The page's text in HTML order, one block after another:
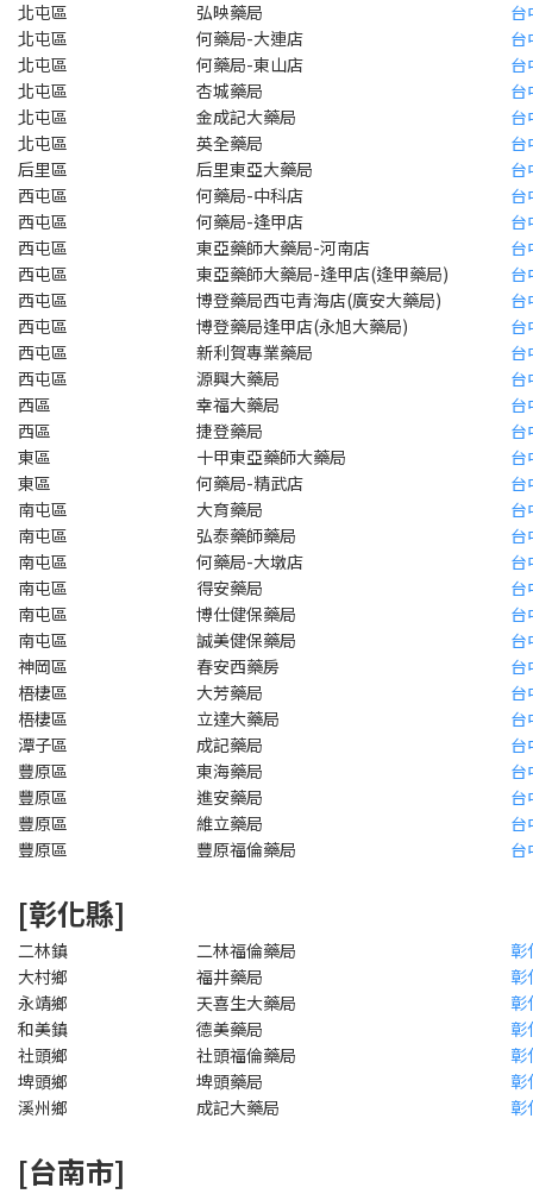
北屯區
弘映藥局
台
北屯區
何藥局-大連店
台
北屯區
何藥局-東山店
台
北屯區
杏城藥局
台
北屯區
金成記大藥局
台
北屯區
英全藥局
台
后里區
后里東亞大藥局
台
西屯區
何藥局-中科店
台
西屯區
何藥局-逢甲店
台
西屯區
東亞藥師大藥局-河南店
台
西屯區
東亞藥師大藥局-逢甲店(逢甲藥局)
台
西屯區
博登藥局西屯青海店(廣安大藥局)
台
西屯區
博登藥局逢甲店(永旭大藥局)
台
西屯區
新利賀專業藥局
台
西屯區
源興大藥局
台
西區
幸福大藥局
台
西區
捷登藥局
台
東區
十甲東亞藥師大藥局
台
東區
何藥局-精武店
台
南屯區
大育藥局
台
南屯區
弘泰藥師藥局
台
南屯區
何藥局-大墩店
台
南屯區
得安藥局
台
南屯區
博仕健保藥局
台
南屯區
誠美健保藥局
台
神岡區
春安西藥房
台
梧棲區
大芳藥局
台
梧棲區
立達大藥局
台
潭子區
成記藥局
台
豐原區
東海藥局
台
豐原區
進安藥局
台
豐原區
維立藥局
台
豐原區
豐原福倫藥局 台
[彰化縣]
二林鎮 二林福倫藥局
彰
大村鄉
福井藥局
彰
永靖鄉
天喜生大藥局
彰
和美鎮
德美藥局
彰
社頭鄉
社頭福倫藥局
彰
埤頭鄉
埤頭藥局
彰
溪州鄉
成記大藥局 彰
[台南市]